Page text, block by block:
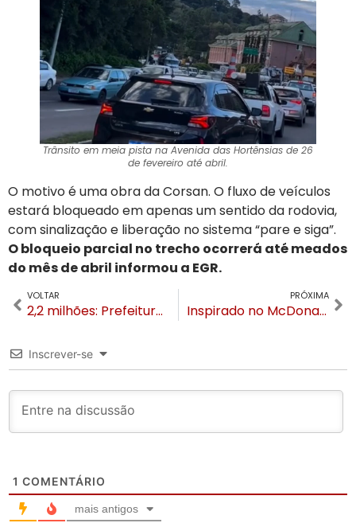
Trânsito em meia pista na Avenida das Hortênsias de 26
de fevereiro até abril.
O motivo é uma obra da Corsan. O fluxo de veículos
estará bloqueado em apenas um sentido da rodovia,
com sinalização e liberação no sistema “pare e siga”.
O bloqueio parcial no trecho ocorrerá até meados
do mês de abril informou a EGR.
VOLTAR
2,2 milhões: Prefeitura de Gramado paga primeira parcela da compra do Hopital São Miguel
PRÓXIMA
Inspirado no McDonald’s pizzaria Hector faz ação social em Gramado no dia 28
Inscrever-se
1 COMENTÁRIO
mais antigos